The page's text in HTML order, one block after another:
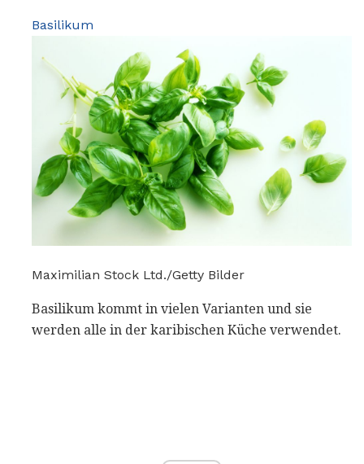
Basilikum
Maximilian Stock Ltd./Getty Bilder
Basilikum kommt in vielen Varianten und sie
werden alle in der karibischen Küche verwendet.